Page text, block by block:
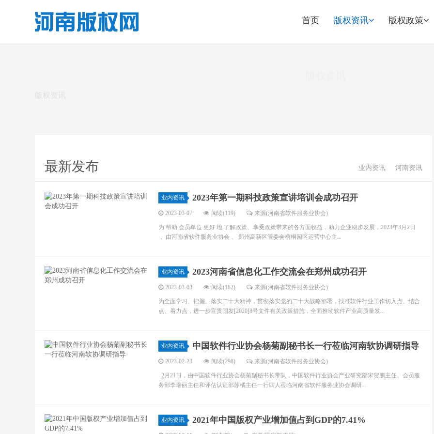
首页 版权资讯 版权政策
最新发布 业内资讯 河南资讯
业内资讯 2023年第一期科技政策宣讲培训会成功召开
2023-03-07 阅读(119) 来源(河南省软件服务业协会)
为 帮助 会员单位 更好 地 了解政策、享受政策带来的各方面收益，助力企业稳步发展，2023年3月2日
， 由河南省软件服务业协会 、 郑州高新区管委会梧桐园区运营中心主...
业内资讯 2023河南省信息化工作交流会在郑州成功召开
2023-03-03 阅读(182) 来源(河南省软件服务业协会)
为全面学习、把握、落实二十大精神，贯彻落实党的二十大战略部署，找准软件行业工作切入点、结合
点、着力点，进一步宣贯国发[2020]8号文件有关政策措施，全面推动软件产业高质量发...
业内资讯 中国软件行业协会杨菊副秘书长一行莅临河南软协调研指导
2023-02-23 阅读(298) 来源(河南省软件服务业协会)
2月21日，由中国软件行业协会杨菊副秘书长带队，中国软件行业协会产业研究部宋贺鹏主任、会员服
务部李瑞丽主任和评估认证部苏橘主任一行四人莅临河南省软件服务业协会调研...
业内资讯 2021年中国版权产业增加值占到GDP的7.41%